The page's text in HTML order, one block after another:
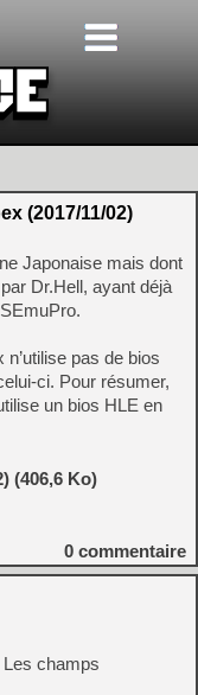
(2017/11/02)
Japonaise mais dont
Dr.Hell, ayant déjà
pas de bios
ci. Pour résumer,
un bios HLE en
(406,6 Ko)
0 commentaire
Les champs